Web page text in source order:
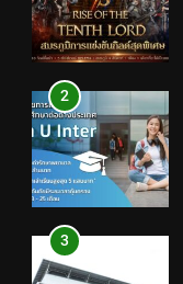
2
3